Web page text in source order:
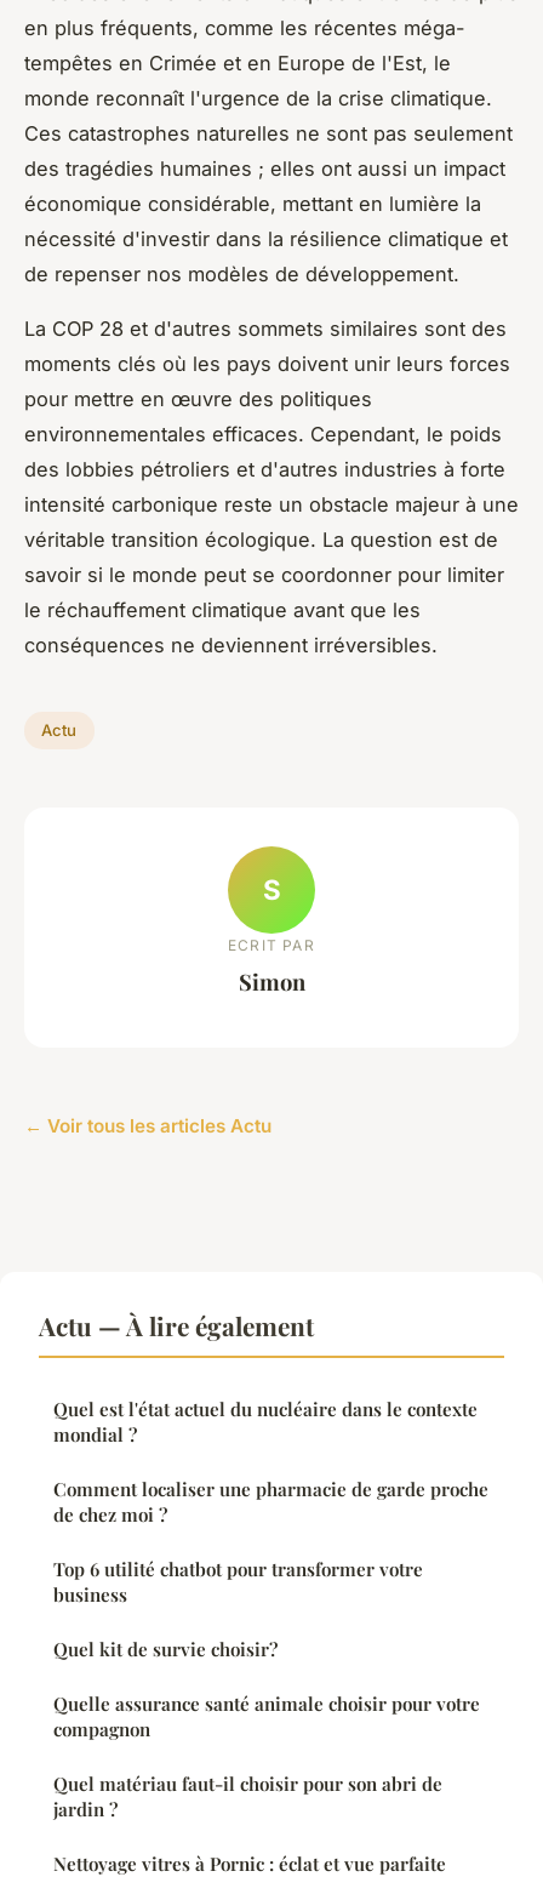
en plus fréquents, comme les récentes méga-
tempêtes en Crimée et en Europe de l'Est, le
monde reconnaît l'urgence de la crise climatique.
Ces catastrophes naturelles ne sont pas seulement
des tragédies humaines ; elles ont aussi un impact
économique considérable, mettant en lumière la
nécessité d'investir dans la résilience climatique et
de repenser nos modèles de développement.
La COP 28 et d'autres sommets similaires sont des
moments clés où les pays doivent unir leurs forces
pour mettre en œuvre des politiques
environnementales efficaces. Cependant, le poids
des lobbies pétroliers et d'autres industries à forte
intensité carbonique reste un obstacle majeur à une
véritable transition écologique. La question est de
savoir si le monde peut se coordonner pour limiter
le réchauffement climatique avant que les
conséquences ne deviennent irréversibles.
Actu
S
ECRIT PAR
Simon
← Voir tous les articles Actu
Actu — À lire également
Quel est l'état actuel du nucléaire dans le contexte
mondial ?
Comment localiser une pharmacie de garde proche
de chez moi ?
Top 6 utilité chatbot pour transformer votre
business
Quel kit de survie choisir?
Quelle assurance santé animale choisir pour votre
compagnon
Quel matériau faut-il choisir pour son abri de
jardin ?
Nettoyage vitres à Pornic : éclat et vue parfaite